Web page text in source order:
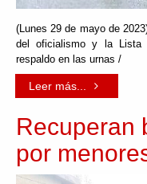
(Lunes 29 de mayo de
del oficialismo y la Lista
respaldo en las urnas /
Leer más...
Recuperan
por